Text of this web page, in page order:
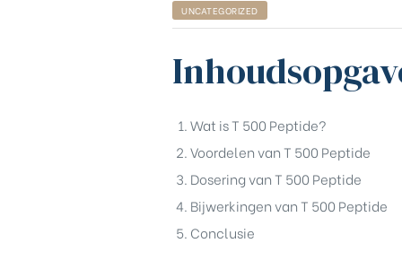
UNCATEGORIZED
Wat is T 500 Peptide?
Voordelen van T 500 Peptide
Dosering van T 500 Peptide
Bijwerkingen van T 500 Peptide
Conclusie